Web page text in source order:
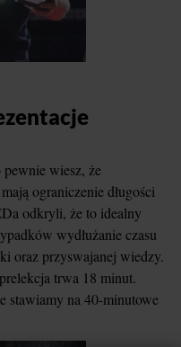
wiesz, że
ograniczenie długości
odkryli, że to idealny
wydłużanie czasu
oraz przyswajanej wiedzy.
trwa 18 minut.
stawiamy na 40-minutowe